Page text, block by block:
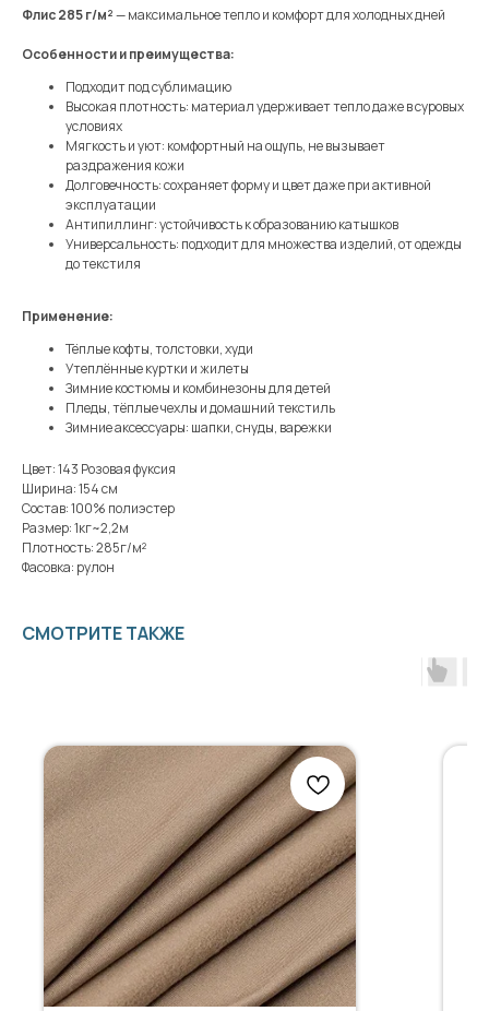
Флис 285 г/м²— максимальное тепло и комфорт для холодных дней
Особенности и преимущества:
Подходит под сублимацию
Высокая плотность: материал удерживает тепло даже в суровых
условиях
Мягкость и уют: комфортный на ощупь, не вызывает
раздражения кожи
Долговечность: сохраняет форму и цвет даже при активной
эксплуатации
Антипиллинг: устойчивость к образованию катышков
Универсальность: подходит для множества изделий, от одежды
до текстиля
Применение:
Тёплые кофты, толстовки, худи
Утеплённые куртки и жилеты
Зимние костюмы и комбинезоны для детей
Пледы, тёплые чехлы и домашний текстиль
Зимние аксессуары: шапки, снуды, варежки
Цвет: 143 Розовая фуксия
Ширина: 154 см
Состав: 100% полиэстер
Размер: 1кг~2,2м
Плотность: 285г/м²
Фасовка: рулон
СМОТРИТЕ ТАКЖЕ